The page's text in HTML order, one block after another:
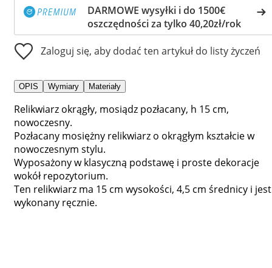
DARMOWE wysyłki i do 1500€
oszczędności za tylko 40,20zł/rok
Zaloguj się, aby dodać ten artykuł do listy życzeń
OPIS Wymiary Materiały
Relikwiarz okrągły, mosiądz pozłacany, h 15 cm,
nowoczesny.
Pozłacany mosiężny relikwiarz o okrągłym kształcie w
nowoczesnym stylu.
Wyposażony w klasyczną podstawę i proste dekoracje
wokół repozytorium.
Ten relikwiarz ma 15 cm wysokości, 4,5 cm średnicy i jest
wykonany ręcznie.